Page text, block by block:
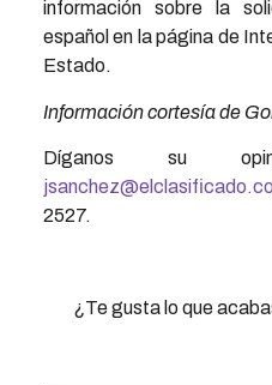
información sobre la
español en la página de
Estado.
Información cortesía de
Díganos su
2527.
¿Te gusta lo que